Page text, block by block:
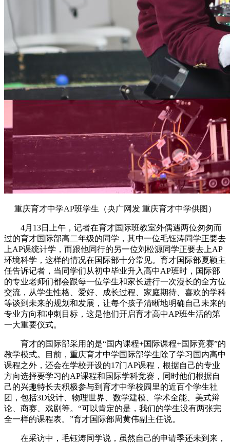
重庆育才中学AP班学生（央广网发 重庆育才中学供图）
4月13日
上午，记者在育才国际班教室外偶遇两位匆匆而
过的育才国际部高二年级的同学，其中一位毛钰涛同学正要去
上AP课统计学，而跟他同行的另一位刘松源同学正要去上AP
环境科学， 这样的情况在国际部十分常见。 育才国际部夏颖主
任告诉记者， 当同学们从初中毕业升入高中AP班时，国际部
的专业老师们都会跟每一位学生和家长进行一次漫长的全方位
交流，从学生性格、爱好、成长过程、家庭期待、喜欢的学科
等谈到未来的规划和发展，让每个孩子清晰地明确自己未来的
专业方向和冲刺目标，这是他们开启育才高中AP班生活的第
一大重要仪式。
育才的国际部采用的是“国内课程+国际课程+国际竞赛”的
教学模式。目前，重庆育才中学国际部学生除了学习国内高中
课程之外，还会在学校开设的17门AP课程，根据自己的专业
方向选择要学习的AP课程和国际学科竞赛，同时他们根据自
己的兴趣特长去积极参与到育才中学校园里的近百个学生社
团， 包括3D设计、物理世界、数学建模
学术全能、美式辩
论、商赛、戏剧等。 “可以肯定的是，我们的学生没有两张完
全一样的课程表。 ”育才国际部周黄伟副主任说。
在采访中，毛钰涛同学说，虽然自己的申请季还未到来，